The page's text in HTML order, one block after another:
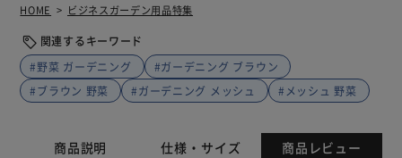
HOME ビジネスガーデン用品特集
関連するキーワード
#野菜 ガーデニング
#ガーデニング ブラウン
#ブラウン 野菜
#ガーデニング メッシュ #メッシュ 野菜
商品説明 仕様・サイズ 商品レビュー